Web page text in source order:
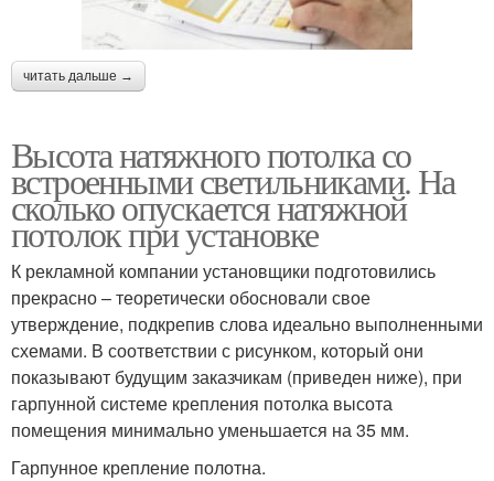
читать дальше →
Высота натяжного потолка со
встроенными светильниками. На
сколько опускается натяжной
потолок при установке
К рекламной компании установщики подготовились
прекрасно – теоретически обосновали свое
утверждение, подкрепив слова идеально выполненными
схемами. В соответствии с рисунком, который они
показывают будущим заказчикам (приведен ниже), при
гарпунной системе крепления потолка высота
помещения минимально уменьшается на 35 мм.
Гарпунное крепление полотна.